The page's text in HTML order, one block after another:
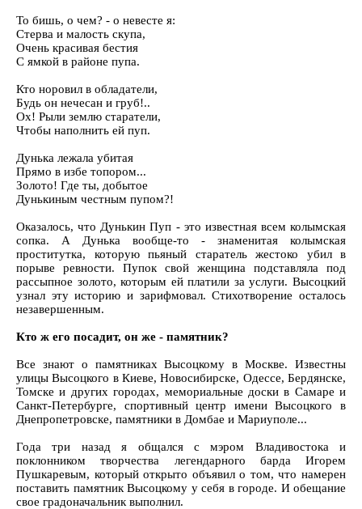
То бишь, о чем? - о невесте я:
Стерва и малость скупа,
Очень красивая бестия
С ямкой в районе пупа.
Кто норовил в обладатели,
Будь он нечесан и груб!..
Ох! Рыли землю старатели,
Чтобы наполнить ей пуп.
Дунька лежала убитая
Прямо в избе топором...
Золото! Где ты, добытое
Дунькиным честным пупом?!
Оказалось, что Дунькин Пуп - это известная всем колымская
сопка. А Дунька вообще-то - знаменитая колымская
проститутка, которую пьяный старатель жестоко убил в
порыве ревности. Пупок свой женщина подставляла под
рассыпное золото, которым ей платили за услуги. Высоцкий
узнал эту историю и зарифмовал. Стихотворение осталось
незавершенным.
Кто ж его посадит, он же - памятник?
Все знают о памятниках Высоцкому в Москве. Известны
улицы Высоцкого в Киеве, Новосибирске, Одессе, Бердянске,
Томске и других городах, мемориальные доски в Самаре и
Санкт-Петербурге, спортивный центр имени Высоцкого в
Днепропетровске, памятники в Домбае и Мариуполе...
Года три назад я общался с мэром Владивостока и
поклонником творчества легендарного барда Игорем
Пушкаревым, который открыто объявил о том, что намерен
поставить памятник Высоцкому у себя в городе. И обещание
свое градоначальник выполнил.